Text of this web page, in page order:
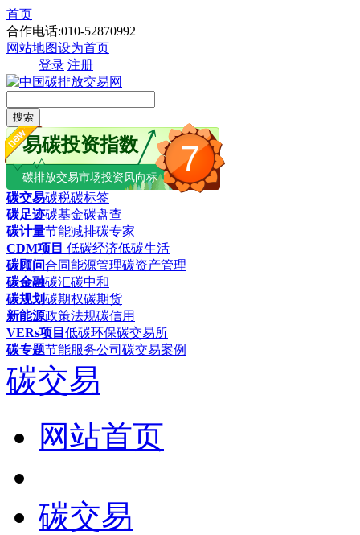
首页
合作电话:010-52870992
网站地图设为首页
登录 注册
搜索
7
易碳投资指数
碳排放交易市场投资风向标
碳交易碳税碳标签
碳足迹碳基金碳盘查
碳计量节能减排碳专家
CDM项目 低碳经济低碳生活
碳顾问合同能源管理碳资产管理
碳金融碳汇碳中和
碳规划碳期权碳期货
新能源政策法规碳信用
VERs项目 低碳环保碳交易所
碳专题节能服务公司 碳交易案例
碳交易
网站首页
碳交易